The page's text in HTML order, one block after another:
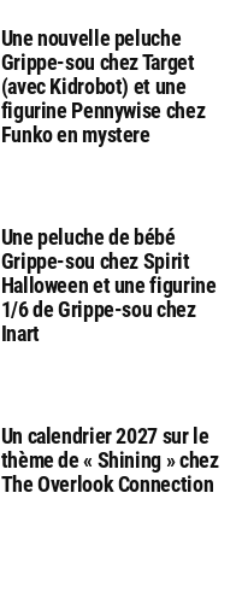
Une nouvelle peluche
Grippe-sou chez Target
(avec Kidrobot) et une
figurine Pennywise chez
Funko en mystere
Une peluche de bébé
Grippe-sou chez Spirit
Halloween et une figurine
1/6 de Grippe-sou chez
Inart
Un calendrier 2027 sur le
thème de « Shining » chez
The Overlook Connection